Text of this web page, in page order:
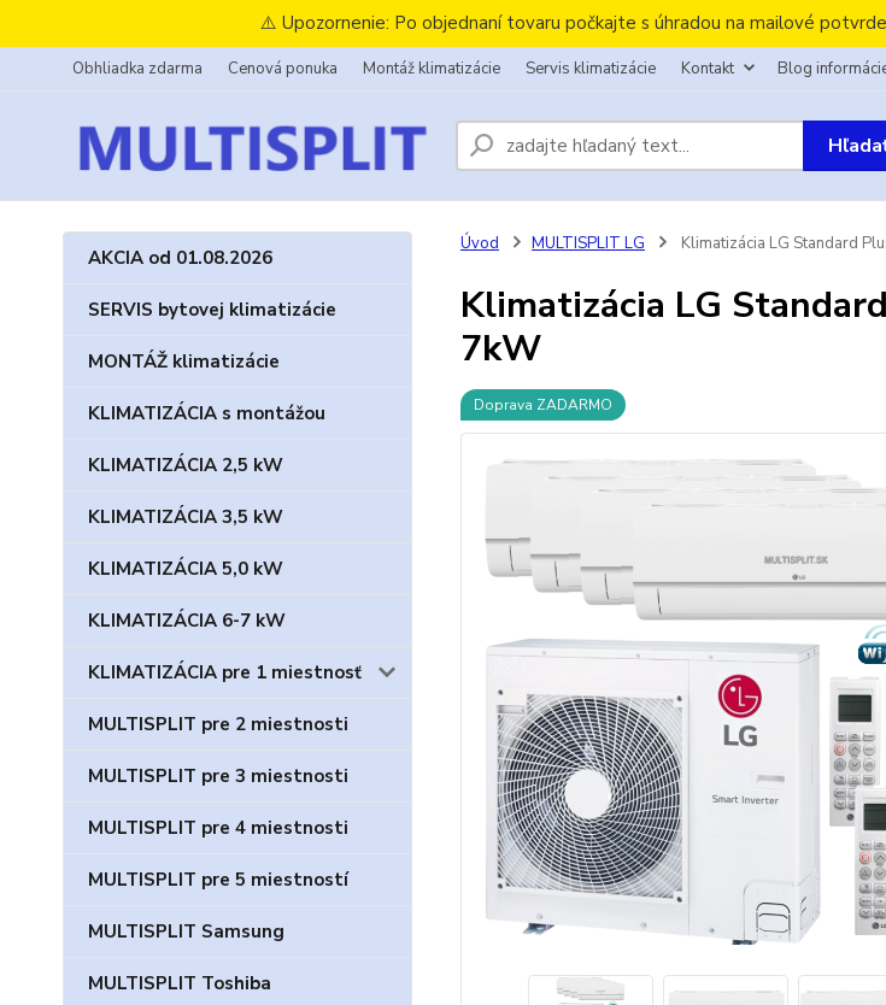
⚠️ Upozornenie: Po objednaní tovaru počkajte s úhradou na mailové
Obhliadka zdarma Cenová ponuka Montáž klimatizácie Servis klimatizácie Kontakt Blog
AKCIA od 01.08.2026
SERVIS bytovej klimatizácie
MONTÁŽ klimatizácie
KLIMATIZÁCIA s montážou
KLIMATIZÁCIA 2,5 kW
KLIMATIZÁCIA 3,5 kW
KLIMATIZÁCIA 5,0 kW
KLIMATIZÁCIA 6-7 kW
KLIMATIZÁCIA pre 1 miestnosť
MULTISPLIT pre 2 miestnosti
MULTISPLIT pre 3 miestnosti
MULTISPLIT pre 4 miestnosti
MULTISPLIT pre 5 miestností
MULTISPLIT Samsung
MULTISPLIT Toshiba
Úvod MULTISPLIT LG Klimatizácia LG Standard
Klimatizácia LG
7kW
Doprava ZADARMO